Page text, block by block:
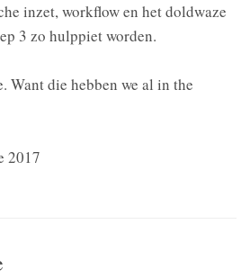
inzet, workflow en het doldwaze
3 zo hulppiet worden.
Want die hebben we al in the
2017